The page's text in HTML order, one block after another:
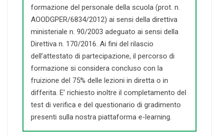
formazione del personale della scuola (prot. n.
AOODGPER/6834/2012) ai sensi della direttiva
ministeriale n. 90/2003 adeguato ai sensi della
Direttiva n. 170/2016. Ai fini del rilascio
dell’attestato di partecipazione, il percorso di
formazione si considera concluso con la
fruizione del 75% delle lezioni in diretta o in
differita. E’ richiesto inoltre il completamento del
test di verifica e del questionario di gradimento
presenti sulla nostra piattaforma e-learning.